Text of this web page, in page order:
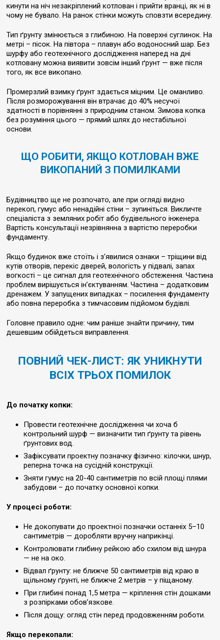
кинути на ніч незакріплений котлован і прийти вранці, як ні в
чому не бувало. На ранок стінки можуть сповзти всередину.
Тип ґрунту змінюється з глибиною. На поверхні суглинок. На
метрі – пісок. На півтора – плавун або водоносний шар. Без
шурфу або геотехнічного дослідження наперед на дні
котловану можна виявити зовсім інший ґрунт — вже після
того, як все викопано.
Промерзлий взимку ґрунт здається міцним. Це оманливо.
Після розморожування він втрачає до 40% несучої
здатності в порівнянні з природним станом. Зимова копка
без розуміння цього — прямий шлях до нестабільної
основи.
ЩО РОБИТИ, ЯКЩО КОТЛОВАН ВЖЕ
ВИКОПАНИЙ З ПОМИЛКАМИ
Будівництво ще не розпочато, але при огляді видно
перекоп, гумус або ненадійні стіни – зупиніться. Викличте
спеціаліста з земляних робіт або будівельного інженера.
Вартість консультації незрівнянна з вартістю переробки
фундаменту.
Якщо будинок вже стоїть і з’явилися ознаки – тріщини від
кутів отворів, перекіс дверей, вологість у підвалі, запах
вогкості – це сигнал для геотехнічного обстеження. Частина
проблем вирішується ін’єктуванням. Частина – додатковим
дренажем. У запущених випадках – посилення фундаменту
або повна переробка з тимчасовим підйомом будівлі.
Головне правило одне: чим раніше знайти причину, тим
дешевшим обійдеться виправлення.
ПОВНИЙ ЧЕК-ЛИСТ: ЯК УНИКНУТИ
ВСІХ ТРЬОХ ПОМИЛОК
До початку копки:
Провести геотехнічне дослідження чи хоча б
контрольний шурф — визначити тип ґрунту та рівень
ґрунтових вод.
Зафіксувати проектну позначку фізично: кілочки, шнур,
реперна точка на сусідній конструкції.
Зняти гумус на 20-40 сантиметрів по всій площі плями
забудови – до початку основної копки.
У процесі роботи:
Не докопувати до проектної позначки останніх 5–10
сантиметрів — доробляти вручну наприкінці.
Контролювати глибину рейкою або схилом від шнура
— не на око.
Відвал ґрунту: не ближче 50 сантиметрів від краю в
щільному ґрунті, не ближче 2 метрів – у піщаному.
При глибині понад 1,5 метра — кріплення стін дошками
з розпірками обов’язкове.
Після дощу: огляд стін перед продовженням роботи.
Якщо перекопали: